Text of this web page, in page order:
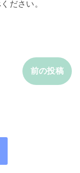
ださい。
前の投稿